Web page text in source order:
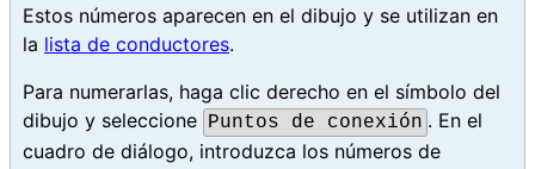
Estos números aparecen en el dibujo y se utilizan en
la lista de conductores.
Para numerarlas, haga clic derecho en el símbolo del
dibujo y seleccione Puntos de conexión . En el
cuadro de diálogo, introduzca los números de